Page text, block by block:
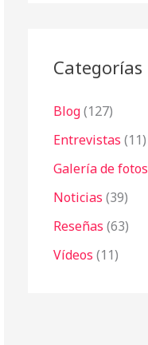
Categorías
Blog(127)
Entrevistas (11)
Galería de fotos
Noticias (39)
Reseñas (63)
Vídeos (11)